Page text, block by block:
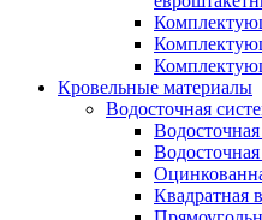
Кровельные материалы
Водосточная
Квадратная